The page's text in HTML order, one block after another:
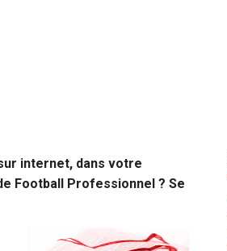
internet, dans votre
Football Professionnel ? Se